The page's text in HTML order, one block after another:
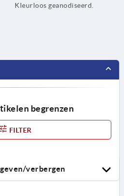
Kleurloos geanodiseerd.
begrenzen
FILTER
verbergen